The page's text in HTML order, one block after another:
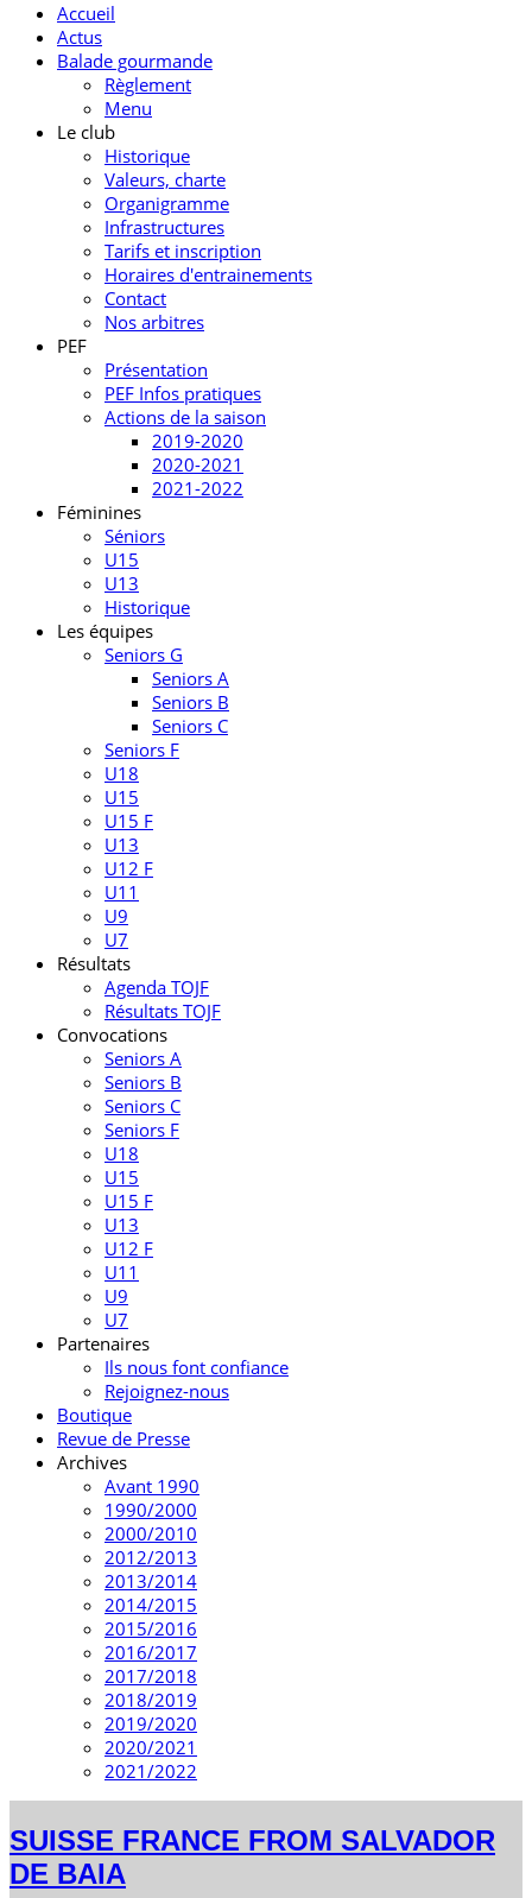
Accueil
Actus
Balade gourmande
Règlement
Menu
Le club
Historique
Valeurs, charte
Organigramme
Infrastructures
Tarifs et inscription
Horaires d'entrainements
Contact
Nos arbitres
PEF
Présentation
PEF Infos pratiques
Actions de la saison
2019-2020
2020-2021
2021-2022
Féminines
Séniors
U15
U13
Historique
Les équipes
Seniors G
Seniors A
Seniors B
Seniors C
Seniors F
U18
U15
U15 F
U13
U12 F
U11
U9
U7
Résultats
Agenda TOJF
Résultats TOJF
Convocations
Seniors A
Seniors B
Seniors C
Seniors F
U18
U15
U15 F
U13
U12 F
U11
U9
U7
Partenaires
Ils nous font confiance
Rejoignez-nous
Boutique
Revue de Presse
Archives
Avant 1990
1990/2000
2000/2010
2012/2013
2013/2014
2014/2015
2015/2016
2016/2017
2017/2018
2018/2019
2019/2020
2020/2021
2021/2022
SUISSE FRANCE FROM SALVADOR
DE BAIA